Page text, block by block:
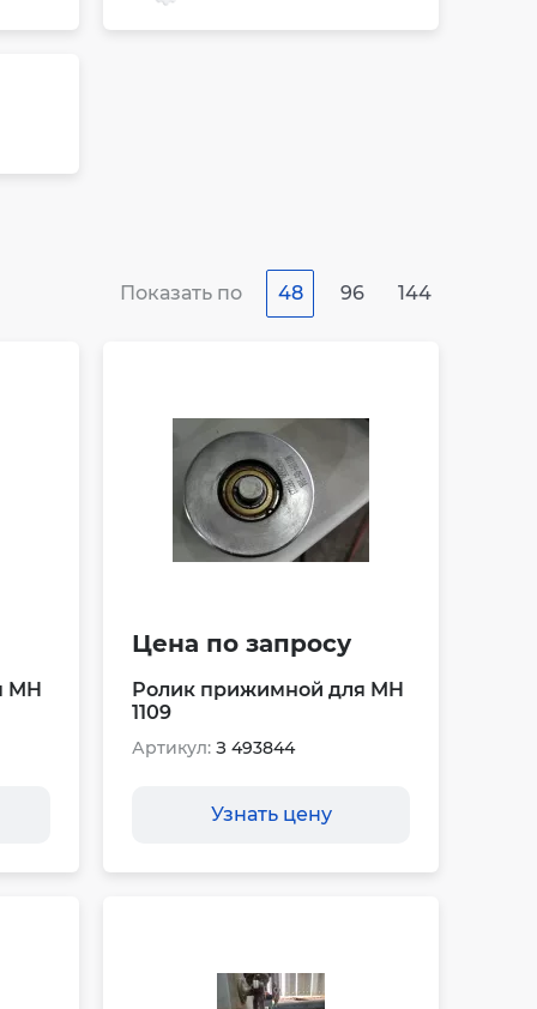
Показать по 48 96 144
MH
Цена по запросу
Ролик прижимной для MH
1109
Артикул: З 493844
Узнать цену